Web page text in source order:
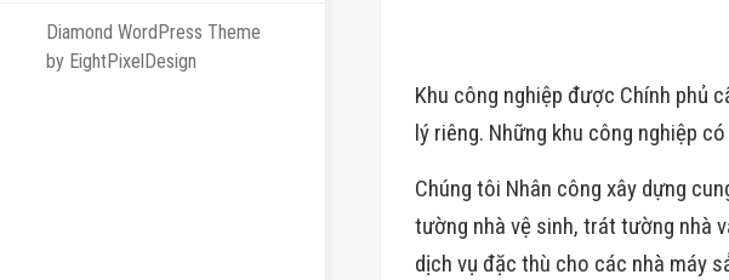
Diamond WordPress Theme
by EightPixelDesign
Khu công nghiệp được Chính phủ
lý riêng. Những khu công nghiệp
Chúng tôi Nhân công xây dựng
tường nhà vệ sinh, trát tường nhà
dịch vụ đặc thù cho các nhà máy